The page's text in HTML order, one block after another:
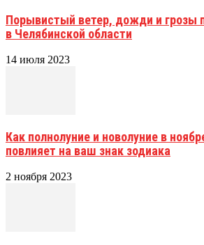
Порывистый ветер, дожди и грозы
в Челябинской области
14 июля 2023
Как полнолуние и новолуние в
повлияет на ваш знак зодиака
2 ноября 2023